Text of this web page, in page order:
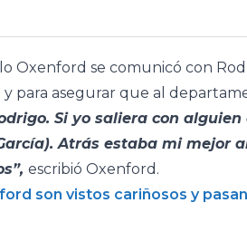
Oxenford se comunicó con
para asegurar que al
Si yo saliera con alguien
Atrás estaba mi mejor
escribió Oxenford.
son vistos cariñosos y